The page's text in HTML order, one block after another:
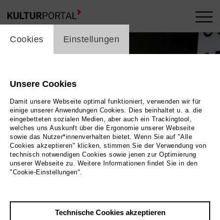
cookie_layer
Cookies Einstellungen
Unsere Cookies
Damit unsere Webseite optimal funktioniert, verwenden wir für
einige unserer Anwendungen Cookies. Dies beinhaltet u. a. die
eingebetteten sozialen Medien, aber auch ein Trackingtool,
welches uns Auskunft über die Ergonomie unserer Webseite
sowie das Nutzer*innenverhalten bietet. Wenn Sie auf "Alle
Cookies akzeptieren" klicken, stimmen Sie der Verwendung von
technisch notwendigen Cookies sowie jenen zur Optimierung
unserer Webseite zu. Weitere Informationen findet Sie in den
"Cookie-Einstellungen".
Technische Cookies akzeptieren